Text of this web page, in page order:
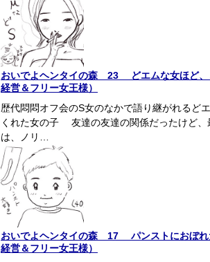
おいでよヘンタイの森 23 どエムな女ほど
経営＆フリー女王様）
歴代悶悶オフ会のS女のなかで語り継がれる
くれた女の子 友達の友達の関係だったけど
は、ノリ…
おいでよヘンタイの森 17 パンストにおぼ
経営＆フリー女王様）